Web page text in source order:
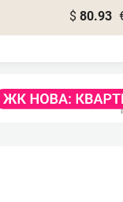
$ 80.93